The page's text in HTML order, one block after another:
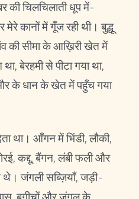
चिलचिलाती धूप में-
मेरे कानों में गूँज रही थी। बुद्धू
की सीमा के आख़िरी खेत में
बेरहमी से पीटा गया था,
के धान के खेत में पहुँच गया
था। आँगन में भिंडी, लौकी,
कद्दू, बैंगन, लंबी फली और
थे। जंगली सब्ज़ियाँ, जड़ी-